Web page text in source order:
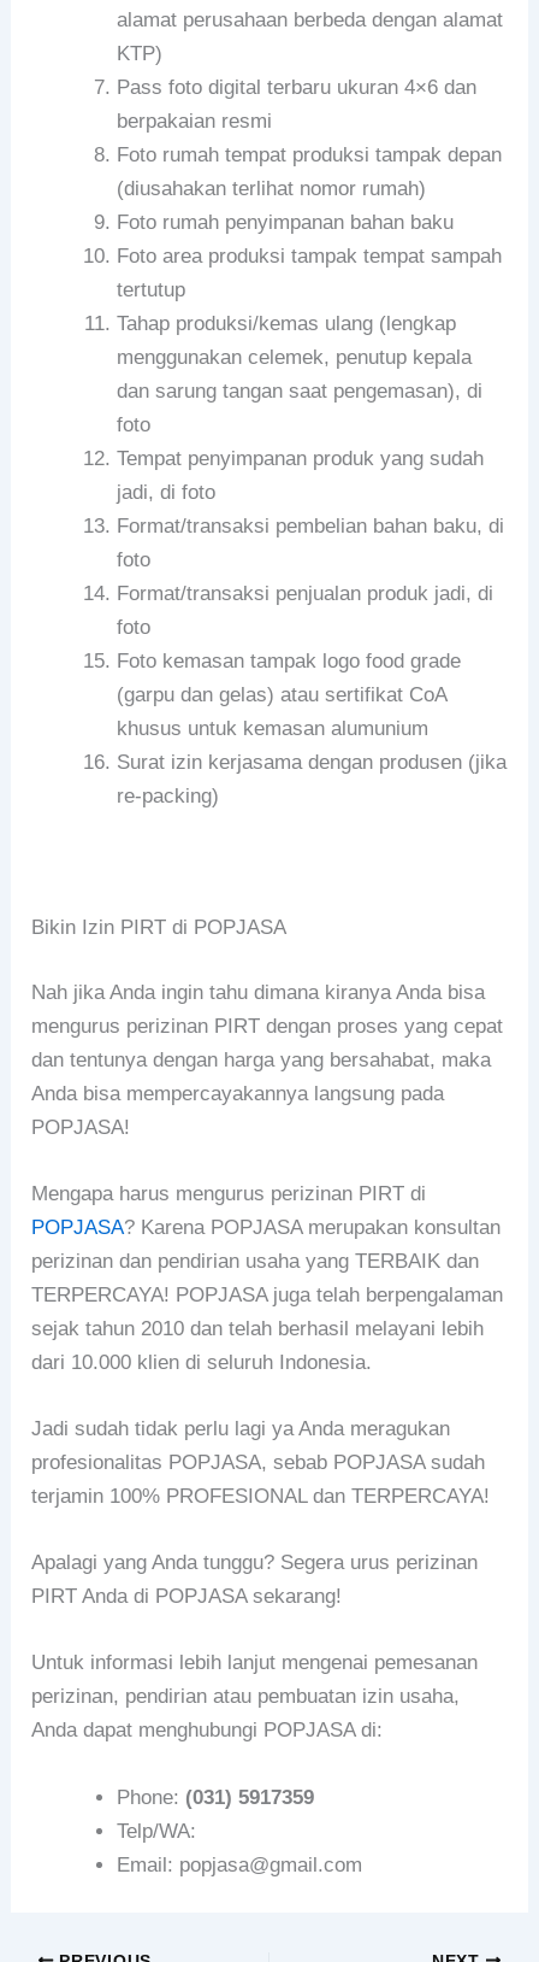
alamat perusahaan berbeda dengan alamat
KTP)
Pass foto digital terbaru ukuran 4×6 dan
berpakaian resmi
Foto rumah tempat produksi tampak depan
(diusahakan terlihat nomor rumah)
Foto rumah penyimpanan bahan baku
Foto area produksi tampak tempat sampah
tertutup
Tahap produksi/kemas ulang (lengkap
menggunakan celemek, penutup kepala
dan sarung tangan saat pengemasan), di
foto
Tempat penyimpanan produk yang sudah
jadi, di foto
Format/transaksi pembelian bahan baku, di
foto
Format/transaksi penjualan produk jadi, di
foto
Foto kemasan tampak logo food grade
(garpu dan gelas) atau sertifikat CoA
khusus untuk kemasan alumunium
Surat izin kerjasama dengan produsen (jika
re-packing)
Bikin Izin PIRT di POPJASA
Nah jika Anda ingin tahu dimana kiranya Anda bisa
mengurus perizinan PIRT dengan proses yang cepat
dan tentunya dengan harga yang bersahabat, maka
Anda bisa mempercayakannya langsung pada
POPJASA!
Mengapa harus mengurus perizinan PIRT di
POPJASA? Karena POPJASA merupakan konsultan
perizinan dan pendirian usaha yang TERBAIK dan
TERPERCAYA! POPJASA juga telah berpengalaman
sejak tahun 2010 dan telah berhasil melayani lebih
dari 10.000 klien di seluruh Indonesia.
Jadi sudah tidak perlu lagi ya Anda meragukan
profesionalitas POPJASA, sebab POPJASA sudah
terjamin 100% PROFESIONAL dan TERPERCAYA!
Apalagi yang Anda tunggu? Segera urus perizinan
PIRT Anda di POPJASA sekarang!
Untuk informasi lebih lanjut mengenai pemesanan
perizinan, pendirian atau pembuatan izin usaha,
Anda dapat menghubungi POPJASA di:
Phone: (031) 5917359
Telp/WA:
Email: popjasa@gmail.com